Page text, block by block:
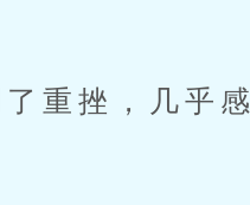
重挫，几乎感